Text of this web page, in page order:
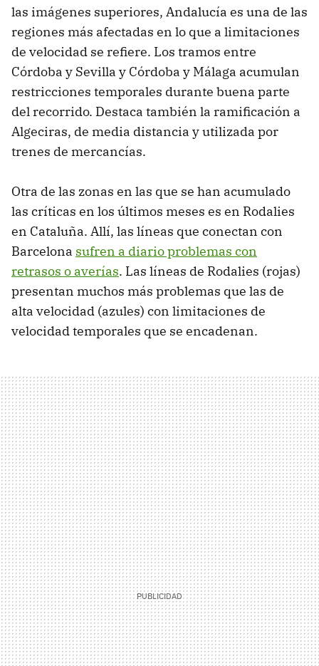
las imágenes superiores, Andalucía es una de las
regiones más afectadas en lo que a limitaciones
de velocidad se refiere. Los tramos entre
Córdoba y Sevilla y Córdoba y Málaga acumulan
restricciones temporales durante buena parte
del recorrido. Destaca también la ramificación a
Algeciras, de media distancia y utilizada por
trenes de mercancías.
Otra de las zonas en las que se han acumulado
las críticas en los últimos meses es en Rodalies
en Cataluña. Allí, las líneas que conectan con
Barcelona sufren a diario problemas con
retrasos o averías. Las líneas de Rodalies (rojas)
presentan muchos más problemas que las de
alta velocidad (azules) con limitaciones de
velocidad temporales que se encadenan.